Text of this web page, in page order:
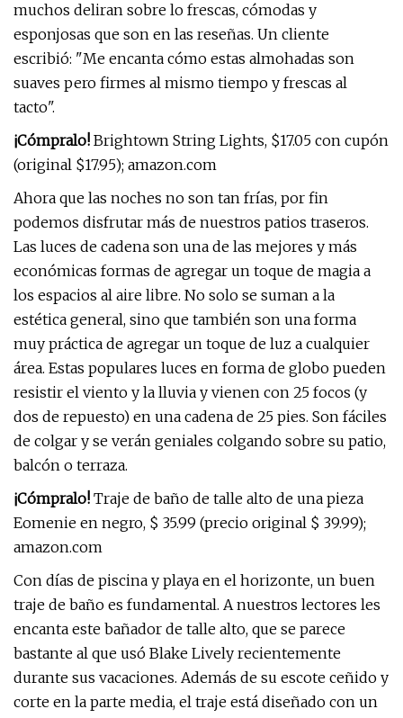
muchos deliran sobre lo frescas, cómodas y
esponjosas que son en las reseñas. Un cliente
escribió: "Me encanta cómo estas almohadas son
suaves pero firmes al mismo tiempo y frescas al
tacto".
¡Cómpralo! Brightown String Lights, $17.05 con cupón
(original $17.95); amazon.com
Ahora que las noches no son tan frías, por fin
podemos disfrutar más de nuestros patios traseros.
Las luces de cadena son una de las mejores y más
económicas formas de agregar un toque de magia a
los espacios al aire libre. No solo se suman a la
estética general, sino que también son una forma
muy práctica de agregar un toque de luz a cualquier
área. Estas populares luces en forma de globo pueden
resistir el viento y la lluvia y vienen con 25 focos (y
dos de repuesto) en una cadena de 25 pies. Son fáciles
de colgar y se verán geniales colgando sobre su patio,
balcón o terraza.
¡Cómpralo! Traje de baño de talle alto de una pieza
Eomenie en negro, $ 35.99 (precio original $ 39.99);
amazon.com
Con días de piscina y playa en el horizonte, un buen
traje de baño es fundamental. A nuestros lectores les
encanta este bañador de talle alto, que se parece
bastante al que usó Blake Lively recientemente
durante sus vacaciones. Además de su escote ceñido y
corte en la parte media, el traje está diseñado con un